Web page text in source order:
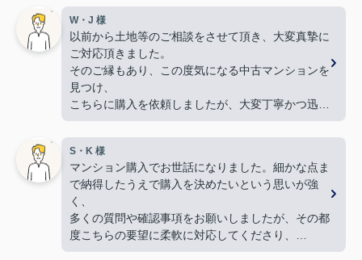
内覧の段取りをしてくださり、当初から親身に動い
てくださって、本当に感謝しています。
良い御縁に出会えました事、嬉しく思います。本当
にありがとうございました！
【 奥様 】
この度、担当して下さった矢野さんには、たいへん
大変お世話になり、
暑い暑い最中、こちらの要望に沿った物件探しに尽
力して下さり、
家族皆んなが笑顔になれる、素敵な家に出会えるこ
とができました。
購入にあたって、疑問や質問にも丁寧に説明して下
さり、各所に度々足を運んで下さり、連絡や報告な
ど常に迅速に対応して下さいました。
W・J 様
以前から土地等のご相談をさせて頂き、大変真摯に
ご対応頂きました。
そのご縁もあり、この度気になる中古マンションを
見つけ、
こちらに購入を依頼しましたが、大変丁寧かつ迅速
な対応をして頂き満足しております。
手続きを丁寧に進行して下さるのに加え、
物件購入後の生活風景を同じ目線で考えてくださ
り、
下心のない対応に感銘を受けました。ありがとうご
ざいました。
S・K 様
マンション購入でお世話になりました。細かな点ま
で納得したうえで購入を決めたいという思いが強
く、
多くの質問や確認事項をお願いしましたが、その都
度こちらの要望に柔軟に対応してくださり、
気になることは私たちが納得できるまで丁寧に調べ